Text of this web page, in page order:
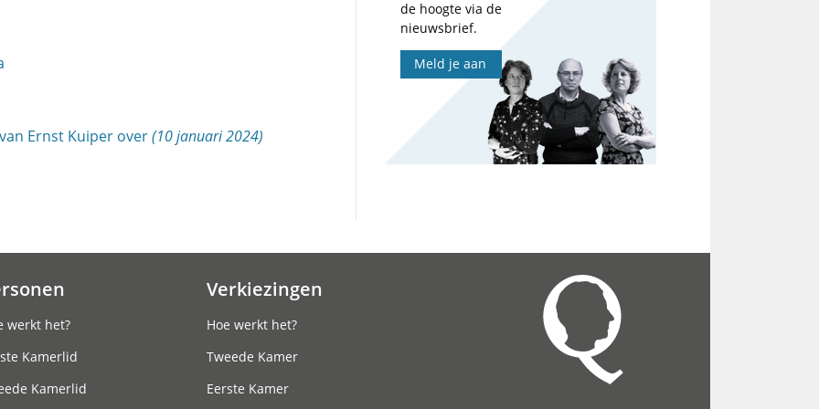
Ernst Kuiper over(10 januari 2024)
de hoogte via de
nieuwsbrief.
Meld je aan
werkt het?
Kamerlid
Kamerlid
Verkiezingen
Hoe werkt het?
Tweede Kamer
Eerste Kamer